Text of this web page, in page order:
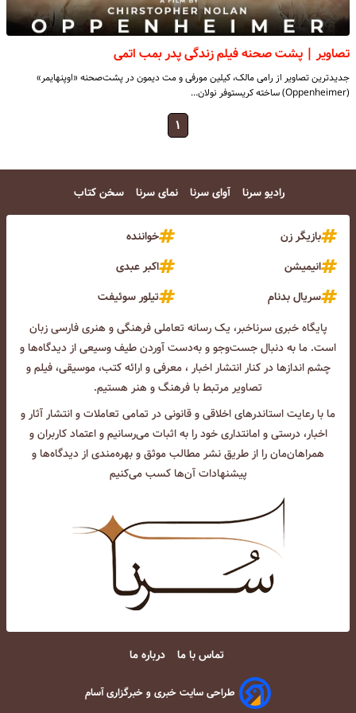
تصاویر | پشت صحنه فیلم زندگی پدر بمب اتمی
جدیدترین تصاویر از رامی مالک، کیلین مورفی و مت دیمون در پشت‌صحنه‌ «اوپنهایمر»
(Oppenheimer) ساخته‌ کریستوفر نولان…
۱
رادیو سرنا آوای سرنا نمای سرنا سخن کتاب
بازیگر زن
خواننده
انیمیشن
اکبر عبدی
سریال بدنام
تیلور سوئیفت
پایگاه خبری سرناخبر، یک رسانه تعاملی فرهنگی و هنری فارسی زبان
است. ما به دنبال جست‌و‌جو و به‌دست آوردن طیف وسیعی از دیدگاه‌ها و
چشم انداز‌ها در کنار انتشار اخبار ، معرفی و ارائه کتب، موسیقی، فیلم و
تصاویر مرتبط با فرهنگ و هنر هستیم.
ما با رعایت استاندرهای اخلاقی و قانونی در تمامی تعاملات و انتشار آثار و
اخبار، درستی و امانتداری خود را به اثبات می‌رسانیم و اعتماد کاربران و
همراهان‌مان را از طریق نشر مطالب موثق و بهره‌مندی از دیدگاه‌ها و
پیشنهادات آن‌ها کسب می‌کنیم
تماس با ما درباره ما
طراحی سایت خبری و خبرگزاری آسام